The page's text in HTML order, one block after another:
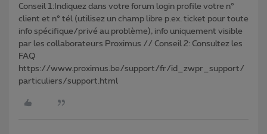
Conseil 1:Indiquez dans votre forum login profile votre n°
client et n° tél (utilisez un champ libre p.ex. ticket pour toute
info spécifique/privé au problème), info uniquement visible
par les collaborateurs Proximus // Conseil 2: Consultez les
FAQ
https://www.proximus.be/support/fr/id_zwpr_support/
particuliers/support.html